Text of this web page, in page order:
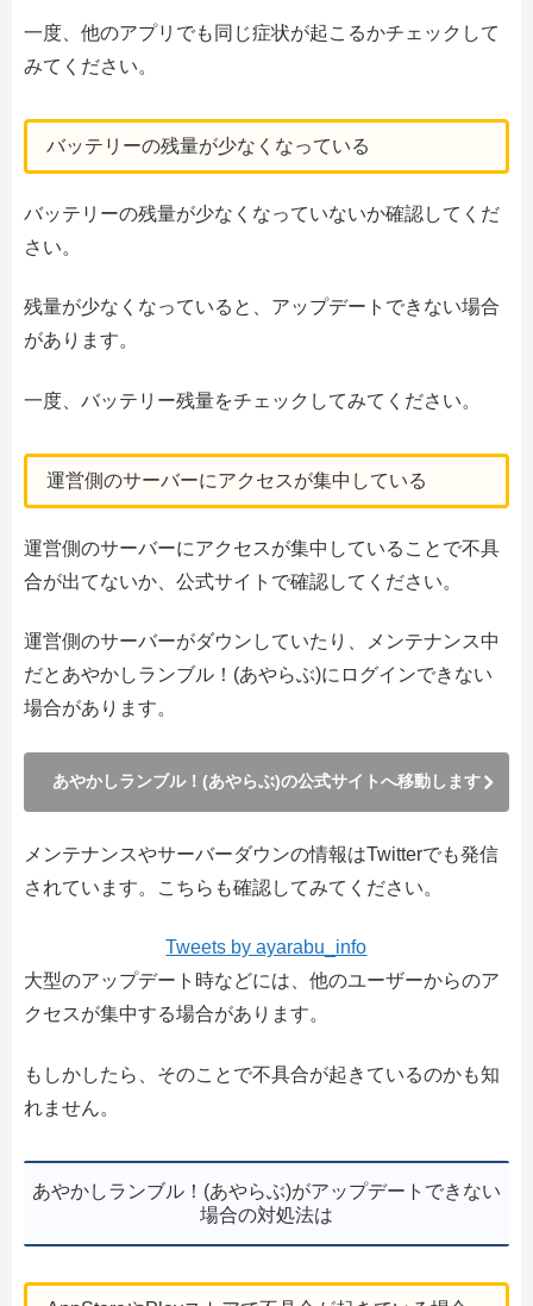
一度、他のアプリでも同じ症状が起こるかチェックして
みてください。
バッテリーの残量が少なくなっている
バッテリーの残量が少なくなっていないか確認してくだ
さい。
残量が少なくなっていると、アップデートできない場合
があります。
一度、バッテリー残量をチェックしてみてください。
運営側のサーバーにアクセスが集中している
運営側のサーバーにアクセスが集中していることで不具
合が出てないか、公式サイトで確認してください。
運営側のサーバーがダウンしていたり、メンテナンス中
だとあやかしランブル！(あやらぶ)にログインできない
場合があります。
あやかしランブル！(あやらぶ)の公式サイトへ移動します
メンテナンスやサーバーダウンの情報はTwitterでも発信
されています。こちらも確認してみてください。
Tweets by ayarabu_info
大型のアップデート時などには、他のユーザーからのア
クセスが集中する場合があります。
もしかしたら、そのことで不具合が起きているのかも知
れません。
あやかしランブル！(あやらぶ)がアップデートできない
場合の対処法は